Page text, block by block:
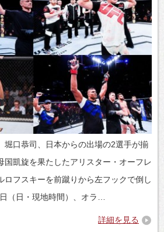
堀口恭司、日本からの出場の2選手が揃
国凱旋を果たしたアリスター・オーフレ
ロフスキーを前蹴りから左フックで倒し
（日・現地時間）、オラ…
詳細を見る